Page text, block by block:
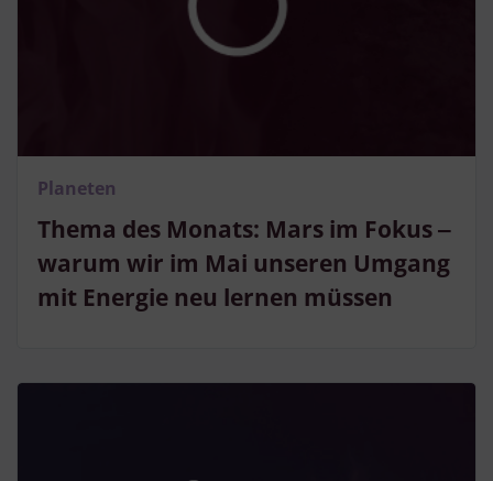
Thema des Monats: Mars im Fokus ‒
warum wir im Mai unseren Umgang
mit Energie neu lernen müssen
Planeten